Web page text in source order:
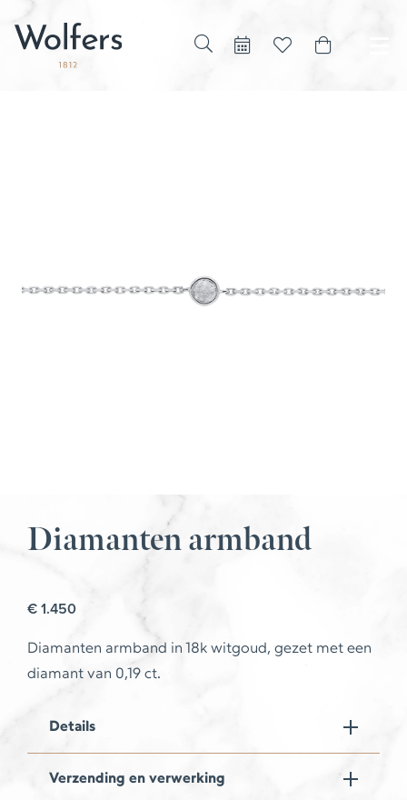
Diamanten armband
€1.450
Diamanten armband in 18k witgoud, gezet met een
diamant van 0,19 ct.
Details
Verzending en verwerking